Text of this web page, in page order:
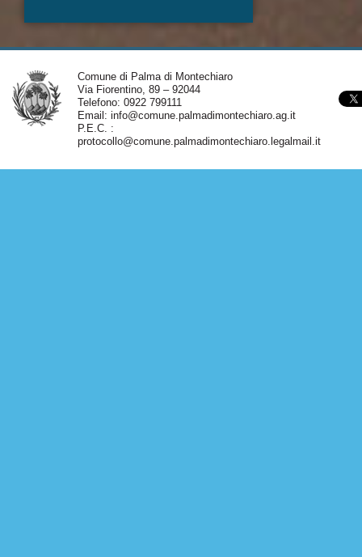
Comune di Palma di Montechiaro
Via Fiorentino, 89 – 92044
Telefono: 0922 799111
Email: info@comune.palmadimontechiaro.ag.it
P.E.C. :
protocollo@comune.palmadimontechiaro.legalmail.it